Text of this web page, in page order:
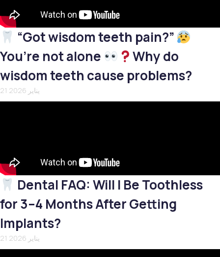
“Got wisdom teeth pain?”
You’re not alone
Why do
wisdom teeth cause problems?
21 يناير 2026
Dental FAQ: Will I Be Toothless
for 3–4 Months After Getting
Implants?
21 يناير 2026